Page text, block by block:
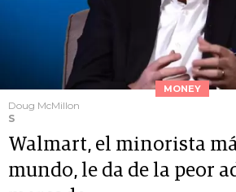
MONEY
Doug McMillon
S
Walmart, el minorista
mundo, le da de la peor